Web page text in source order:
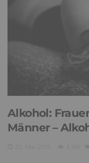
Alkohol:
Männer –